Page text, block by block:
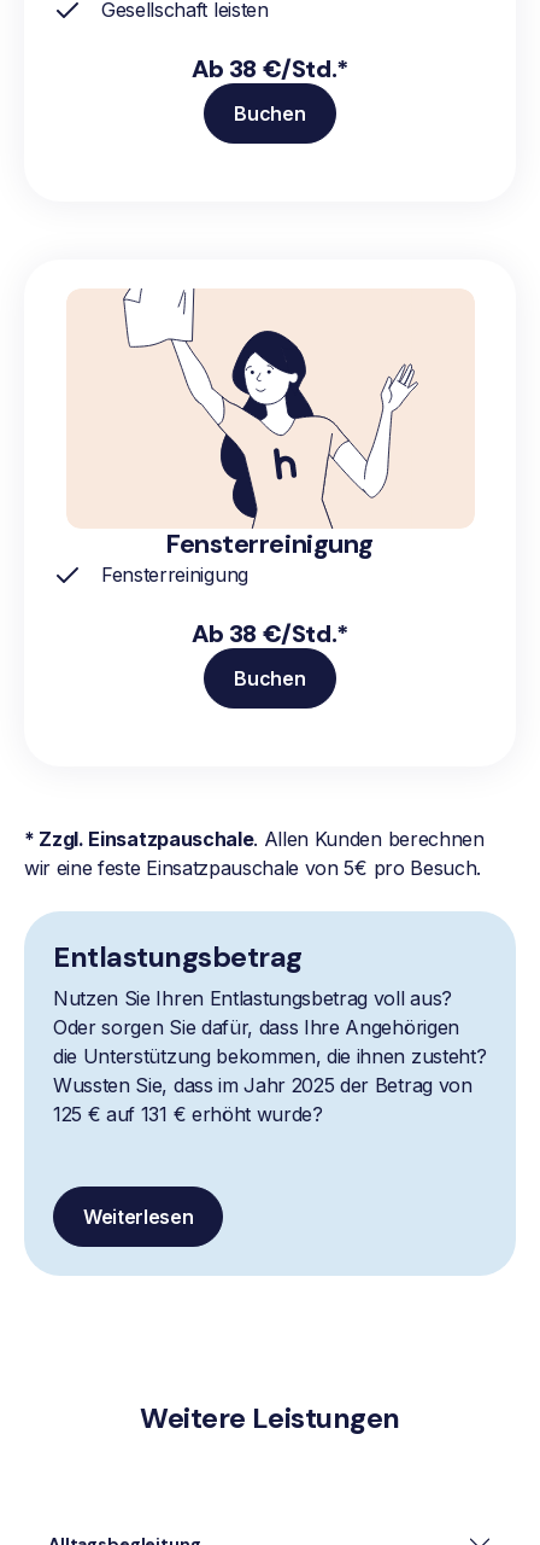
Gesellschaft leisten
Ab 38 €/Std.*
Buchen
Fensterreinigung
Fensterreinigung
Ab 38 €/Std.*
Buchen
* Zzgl. Einsatzpauschale. Allen Kunden berechnen
wir eine feste Einsatzpauschale von 5€ pro Besuch.
Entlastungsbetrag
Nutzen Sie Ihren Entlastungsbetrag voll aus?
Oder sorgen Sie dafür, dass Ihre Angehörigen
die Unterstützung bekommen, die ihnen zusteht?
Wussten Sie, dass im Jahr 2025 der Betrag von
125 € auf 131 € erhöht wurde?
Weiterlesen
Weitere Leistungen